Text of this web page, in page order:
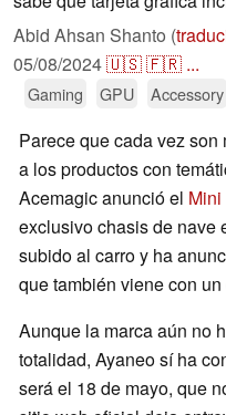
Abid Ahsan Shanto (
05/08/2024🇺🇸🇫🇷 ...
Gaming GPU Accessory
Parece que cada vez
a los productos con
Acemagic anunció el
exclusivo chasis de nave
subido al carro y ha
que también viene con
Aunque la marca aún no
totalidad, Ayaneo sí ha
será el 18 de mayo, que